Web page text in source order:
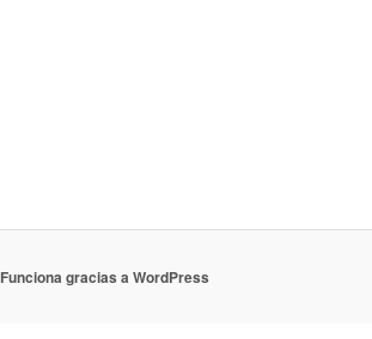
Funciona gracias a WordPress